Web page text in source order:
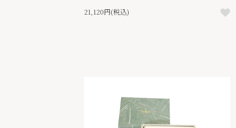
21,120円(税込)